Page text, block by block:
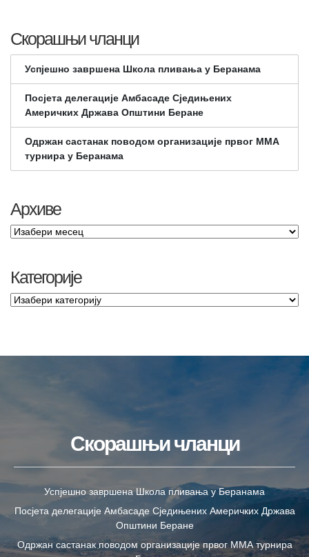
Скорашњи чланци
Успјешно завршена Школа пливања у Беранама
Посјета делегације Амбасаде Сједињених
Америчких Држава Општини Беране
Одржан састанак поводом организације првог ММА
турнира у Беранама
Архиве
Категорије
Скорашњи чланци
Успјешно завршена Школа пливања у Беранама
Посјета делегације Амбасаде Сједињених Америчких Држава
Општини Беране
Одржан састанак поводом организације првог ММА турнира